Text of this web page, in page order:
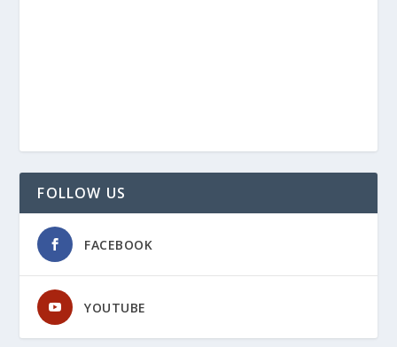
FOLLOW US
FACEBOOK
YOUTUBE